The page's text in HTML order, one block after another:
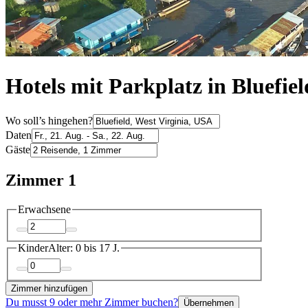
Hotels mit Parkplatz in
Wo soll’s hingehen?
Daten
Gäste
Zimmer 1
Erwachsene
KinderAlter: 0 bis 17 J.
Zimmer hinzufügen
Du musst 9 oder mehr Zimmer buchen? Übernehmen